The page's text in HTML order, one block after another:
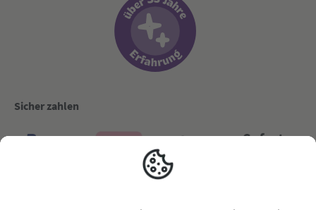
Sicher zahlen